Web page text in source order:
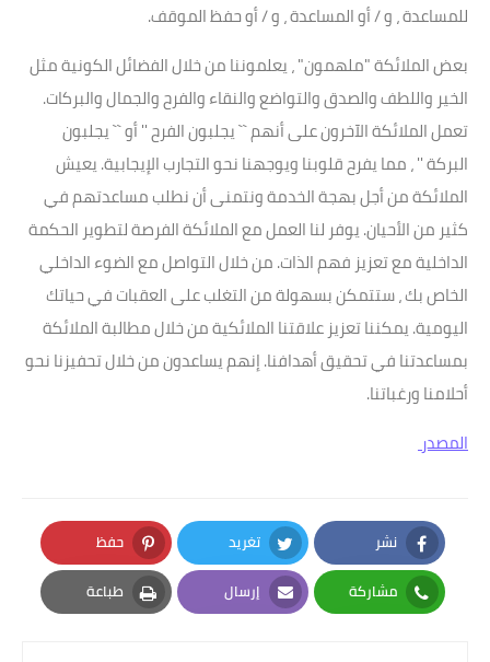
للمساعدة ، و / أو المساعدة ، و / أو حفظ الموقف.
بعض الملائكة "ملهمون" ، يعلموننا من خلال الفضائل الكونية مثل
الخير واللطف والصدق والتواضع والنقاء والفرح والجمال والبركات.
تعمل الملائكة الآخرون على أنهم `` يجلبون الفرح '' أو `` يجلبون
البركة '' ، مما يفرح قلوبنا ويوجهنا نحو التجارب الإيجابية. يعيش
الملائكة من أجل بهجة الخدمة ونتمنى أن نطلب مساعدتهم في
كثير من الأحيان. يوفر لنا العمل مع الملائكة الفرصة لتطوير الحكمة
الداخلية مع تعزيز فهم الذات. من خلال التواصل مع الضوء الداخلي
الخاص بك ، ستتمكن بسهولة من التغلب على العقبات في حياتك
اليومية. يمكننا تعزيز علاقتنا الملائكية من خلال مطالبة الملائكة
بمساعدتنا في تحقيق أهدافنا. إنهم يساعدون من خلال تحفيزنا نحو
أحلامنا ورغباتنا.
المصدر
نشر
Facebook
تغريد
Twitter
حفظ
Pinterest
مشاركة
Whatsapp
إرسال
Email
طباعة
Print